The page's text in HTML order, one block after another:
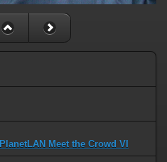
PlanetLAN Meet the Crowd VI